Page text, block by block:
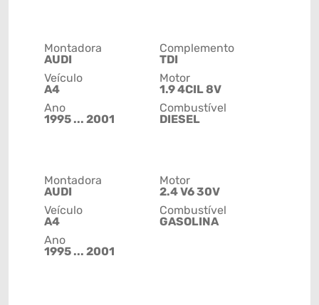
Montadora
AUDI
Veículo
A4
Ano
1995 ... 2001
Complemento
TDI
Motor
1.9 4CIL 8V
Combustível
DIESEL
Montadora
AUDI
Veículo
A4
Ano
1995 ... 2001
Motor
2.4 V6 30V
Combustível
GASOLINA